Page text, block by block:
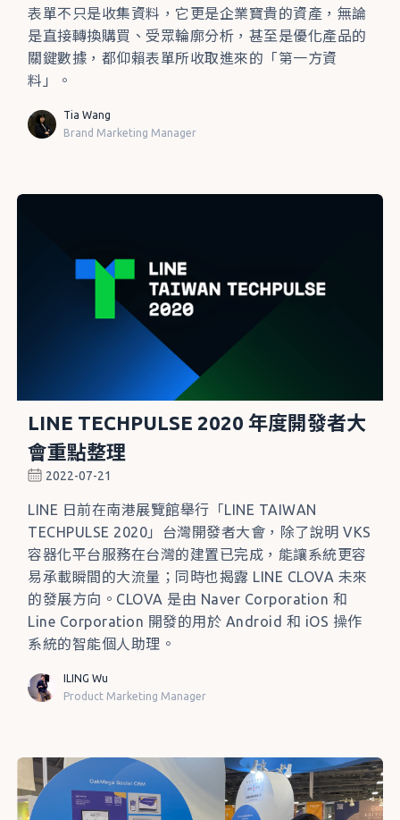
表單不只是收集資料，它更是企業寶貴的資產，無論
是直接轉換購買、受眾輪廓分析，甚至是優化產品的
關鍵數據，都仰賴表單所收取進來的「第一方資
料」。
Tia Wang
Brand Marketing Manager
LINE TECHPULSE 2020 年度開發者大
會重點整理
2022-07-21
LINE 日前在南港展覽館舉行「LINE TAIWAN
TECHPULSE 2020」台灣開發者大會，除了說明 VKS
容器化平台服務在台灣的建置已完成，能讓系統更容
易承載瞬間的大流量；同時也揭露 LINE CLOVA 未來
的發展方向。CLOVA 是由 Naver Corporation 和
Line Corporation 開發的用於 Android 和 iOS 操作
系統的智能個人助理。
ILING Wu
Product Marketing Manager